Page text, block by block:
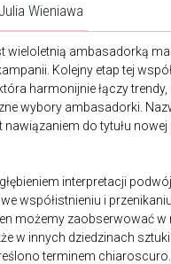
Wieniawa
wieloletnią ambasadorką
Kolejny etap tej
harmonijnie łączy
wybory ambasadorki.
nawiązaniem do tytułu
interpretacji
współistnieniu i
możemy zaobserwować w
w innych dziedzinach
terminem chiaroscuro.